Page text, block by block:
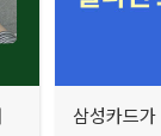
삼성카드